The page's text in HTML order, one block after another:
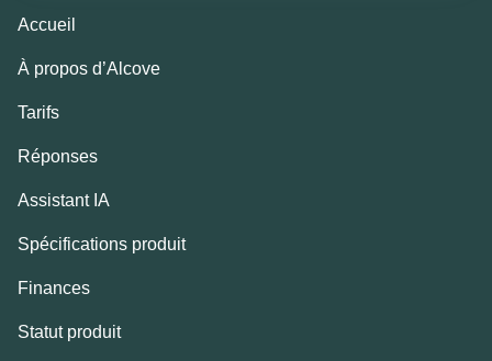
Accueil
À propos d’Alcove
Tarifs
Réponses
Assistant IA
Spécifications produit
Finances
Statut produit